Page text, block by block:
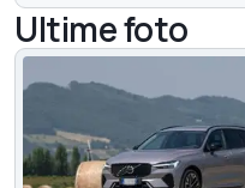
Ultime foto